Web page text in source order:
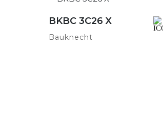
Detailansicht
BKBC 3C26 X
Bauknecht